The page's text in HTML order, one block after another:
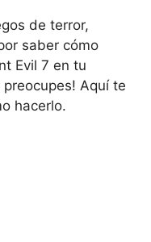
de terror,
saber cómo
Evil 7 en tu
preocupes! Aquí te
hacerlo.